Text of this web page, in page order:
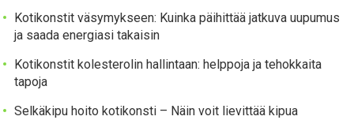
Kotikonstit väsymykseen: Kuinka päihittää jatkuva uupumus
ja saada energiasi takaisin
Kotikonstit kolesterolin hallintaan: helppoja ja tehokkaita
tapoja
Selkäkipu hoito kotikonsti – Näin voit lievittää kipua